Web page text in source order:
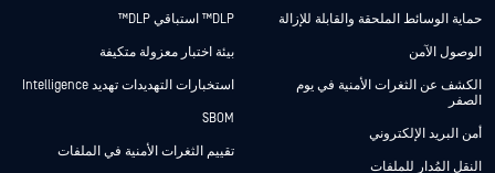
حماية الوسائط الملحقة والقابلة للإزالة
الوصول الآمن
الكشف عن الثغرات الأمنية في يوم
الصفر
أمن البريد الإلكتروني
النقل المُدار للملفات
DLP™ استباقي DLP™
بيئة اختبار معزولة متكيفة
استخبارات التهديدات تهديد Intelligence
SBOM
تقييم الثغرات الأمنية في الملفات